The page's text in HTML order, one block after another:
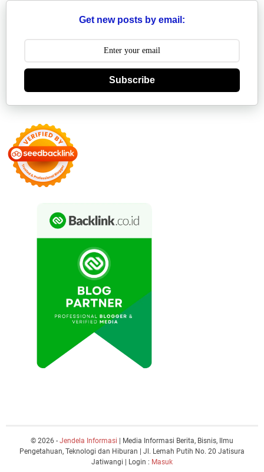
Get new posts by email:
Subscribe
© 2026 - Jendela Informasi | Media Informasi Berita, Bisnis, Ilmu
Pengetahuan, Teknologi dan Hiburan | Jl. Lemah Putih No. 20 Jatisura
Jatiwangi | Login : Masuk